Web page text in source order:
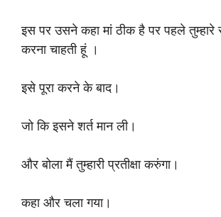
इस पर उसने कहा मां ठीक है पर पहले तुम्हारे
करना चाहती हूं ।
इसे पूरा करने के बाद।
जो कि इसने शर्त मान ली।
और बोला मैं तुम्हारी प्रतीक्षा करुंगा।
कहा और चला गया।